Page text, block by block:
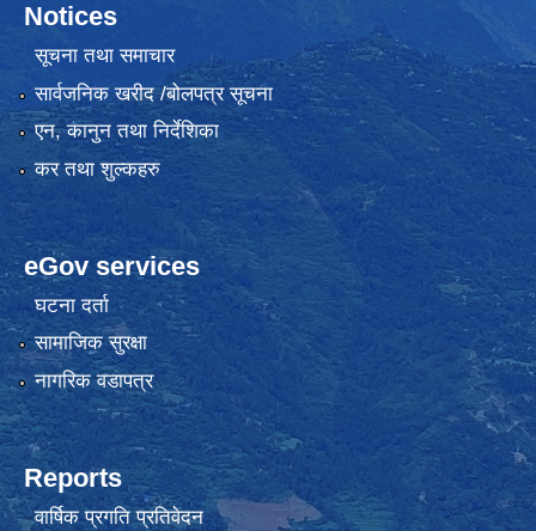
Notices
सूचना तथा समाचार
सार्वजनिक खरीद /बोलपत्र सूचना
एन, कानुन तथा निर्देशिका
कर तथा शुल्कहरु
eGov services
घटना दर्ता
सामाजिक सुरक्षा
नागरिक वडापत्र
Reports
वार्षिक प्रगति प्रतिवेदन